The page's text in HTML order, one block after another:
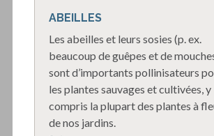
ABEILLES
Les abeilles et leurs sosies (p. ex.
beaucoup de guêpes et de
sont d’importants pollinisateurs
les plantes sauvages et cultivées, y
compris la plupart des plantes à
de nos jardins.